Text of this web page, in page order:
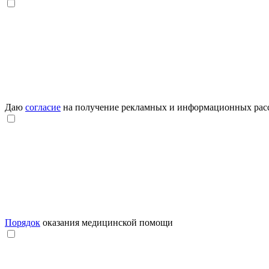
Даю согласие на получение рекламных и информационных
Порядок оказания медицинской помощи